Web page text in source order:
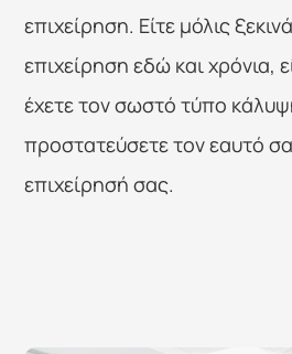
επιχείρηση. Είτε μόλις
επιχείρηση εδώ και χρόνια,
έχετε τον σωστό τύπο
προστατεύσετε τον εαυτό
επιχείρησή σας.